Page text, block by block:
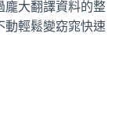
龐大翻譯資料的整
動輕鬆變窈窕快速